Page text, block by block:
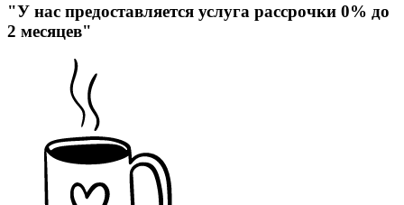
"У нас предоставляется услуга рассрочки 0% до
2 месяцев"